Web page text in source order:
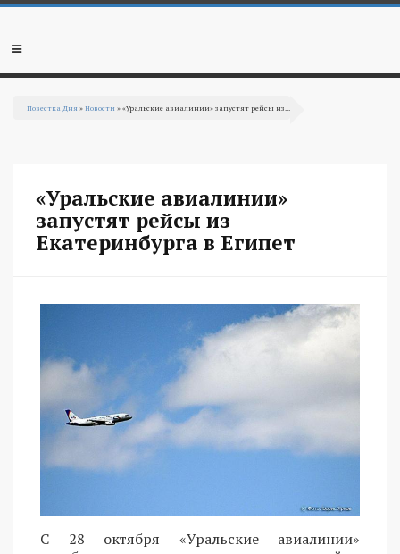
Перейти к основному содержанию
Мобильное
Повестка Дня »Новости » «Уральские авиалинии» запустят рейсы из...
«Уральские авиалинии»
запустят рейсы из
Екатеринбурга в Египет
С 28 октября «Уральские авиалинии»